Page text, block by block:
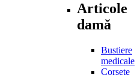
Articole
damă
Bustiere
medicale
Corsete